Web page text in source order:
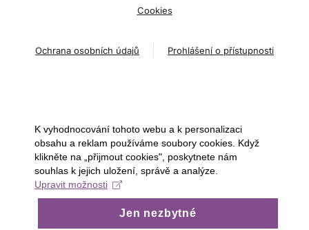
Cookies
Ochrana osobních údajů Prohlášení o přístupnosti
K vyhodnocování tohoto webu a k personalizaci
obsahu a reklam používáme soubory cookies. Když
klikněte na „přijmout cookies", poskytnete nám
souhlas k jejich uložení, správě a analýze.
Upravit možnosti
Jen nezbytné